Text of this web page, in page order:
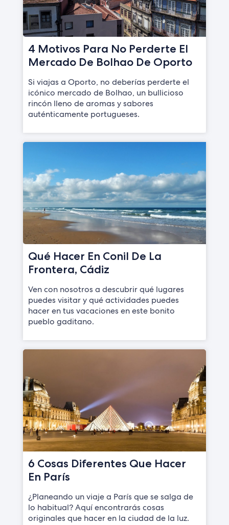
4 Motivos Para No Perderte El
Mercado De Bolhao De Oporto
Si viajas a Oporto, no deberías perderte el
icónico mercado de Bolhao, un bullicioso
rincón lleno de aromas y sabores
auténticamente portugueses.
Qué Hacer En Conil De La
Frontera, Cádiz
Ven con nosotros a descubrir qué lugares
puedes visitar y qué actividades puedes
hacer en tus vacaciones en este bonito
pueblo gaditano.
6 Cosas Diferentes Que Hacer
En París
¿Planeando un viaje a París que se salga de
lo habitual? Aquí encontrarás cosas
originales que hacer en la ciudad de la luz.